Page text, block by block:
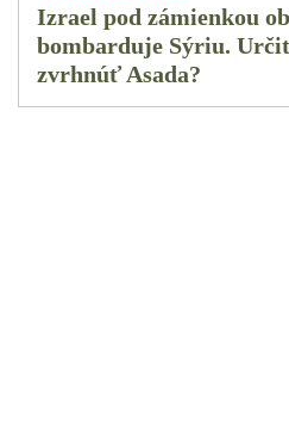
Izrael pod zámienkou
bombarduje Sýriu.
zvrhnúť Asada?